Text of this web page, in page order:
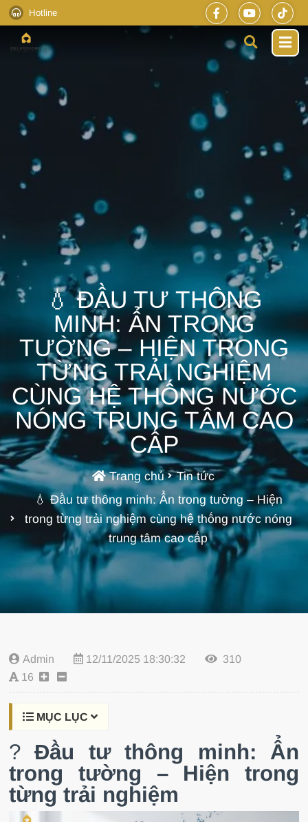
Hotline
💧 ĐẦU TƯ THÔNG
MINH: ẨN TRONG
TƯỜNG – HIỆN TRONG
TỪNG TRẢI NGHIỆM
CÙNG HỆ THỐNG NƯỚC
NÓNG TRUNG TÂM CAO
CẤP
Trang chủ
Tin tức
💧 Đầu tư thông minh: Ẩn trong tường – Hiện
trong từng trải nghiệm cùng hệ thống nước nóng
trung tâm cao cấp
Admin 12/11/2025 18:30:32
310
16
MỤC LỤC
?Đầu tư thông minh: Ẩn
trong tường – Hiện trong
từng trải nghiệm